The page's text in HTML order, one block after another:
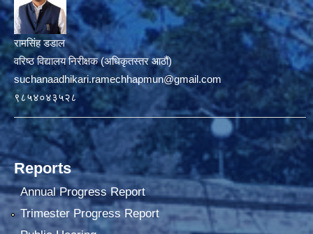
रामसिंह डडाल
वरिष्ठ विद्यालय निरीक्षक (अधिकृतस्तर आठौं)
suchanaadhikari.ramechhapmun@gmail.com
९८५४०४३५२८
Reports
Annual Progress Report
Trimester Progress Report